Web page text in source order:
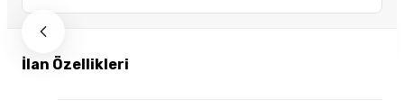
İlan Özellikleri